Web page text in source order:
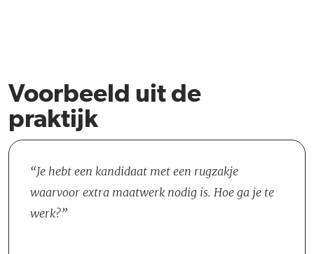
Voorbeeld uit de
praktijk
Je hebt een kandidaat met een rugzakje
waarvoor extra maatwerk nodig is. Hoe ga je te
werk?